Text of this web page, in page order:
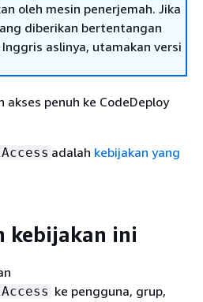
oleh mesin penerjemah. Jika
diberikan bertentangan
aslinya, utamakan versi
akses penuh ke CodeDeploy
adalah kebijakan yang
kebijakan ini
ke pengguna, grup,